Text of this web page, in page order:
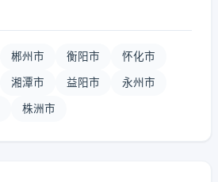
郴州市 衡阳市 怀化市
湘潭市 益阳市 永州市
株洲市